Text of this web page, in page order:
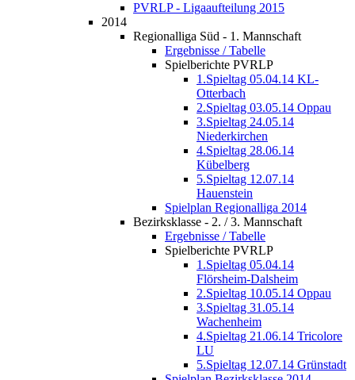
PVRLP - Ligaaufteilung 2015
2014
Regionalliga Süd - 1. Mannschaft
Ergebnisse / Tabelle
Spielberichte PVRLP
1.Spieltag 05.04.14 KL-
Otterbach
2.Spieltag 03.05.14 Oppau
3.Spieltag 24.05.14
Niederkirchen
4.Spieltag 28.06.14
Kübelberg
5.Spieltag 12.07.14
Hauenstein
Spielplan Regionalliga 2014
Bezirksklasse - 2. / 3. Mannschaft
Ergebnisse / Tabelle
Spielberichte PVRLP
1.Spieltag 05.04.14
Flörsheim-Dalsheim
2.Spieltag 10.05.14 Oppau
3.Spieltag 31.05.14
Wachenheim
4.Spieltag 21.06.14 Tricolore
LU
5.Spieltag 12.07.14 Grünstadt